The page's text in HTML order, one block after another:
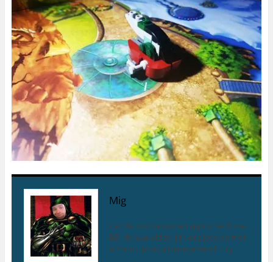
Mig
Fan de tout ce qui se rapproche d’une
BD, de jeux vidéo, jdr, des jeux de mot
à 2 sous. Je vis à Geneva Beach city.